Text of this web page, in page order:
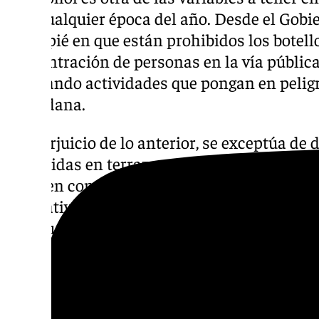
casi cualquier época del año. Desde el
hincapié en que están prohibidos los
concentración de personas en la vía
realizando actividades que pongan en
ciudadana.
Sin perjuicio de lo anterior, se exceptúa
de bebidas en terrazas y veladores de
cuenten con la preceptiva licencia
normativamente establecido. Asimismo, se
precaución contra la venta de bebidas